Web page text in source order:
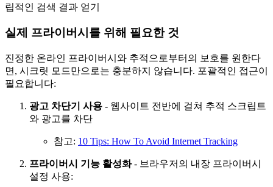
립적인 검색 결과 얻기
실제 프라이버시를 위해 필요한 것
진정한 온라인 프라이버시와 추적으로부터의 보호를 원한다
면, 시크릿 모드만으로는 충분하지 않습니다. 포괄적인 접근이
필요합니다:
광고 차단기 사용 - 웹사이트 전반에 걸쳐 추적 스크립트
와 광고를 차단
참고: 10 Tips: How To Avoid Internet Tracking
프라이버시 기능 활성화- 브라우저의 내장 프라이버시
설정 사용: